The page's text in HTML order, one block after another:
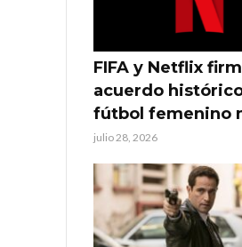
FIFA y Netflix
acuerdo histórico
fútbol femenino
julio 28, 2026